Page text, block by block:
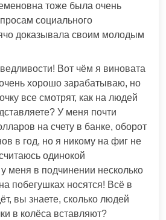
тоже была очень
социального
доказывала своим молодым
Вот чём я виновата
хорошо зарабатываю, но
все смотрят, как на людей
У меня почти
на счету в банке, оборот
в год, но я никому на фиг не
одинокой
меня в подчинении несколько
побегушках носятся! Всё в
вы знаете, сколько людей
в колёса вставляют?